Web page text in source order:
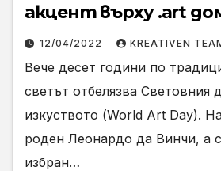
акцент върху .art
12/04/2022 KREATIVEN
Вече десет години по
светът отбелязва Световния
изкуството (World Art Day).
роден Леонардо да Винчи, а
избран…